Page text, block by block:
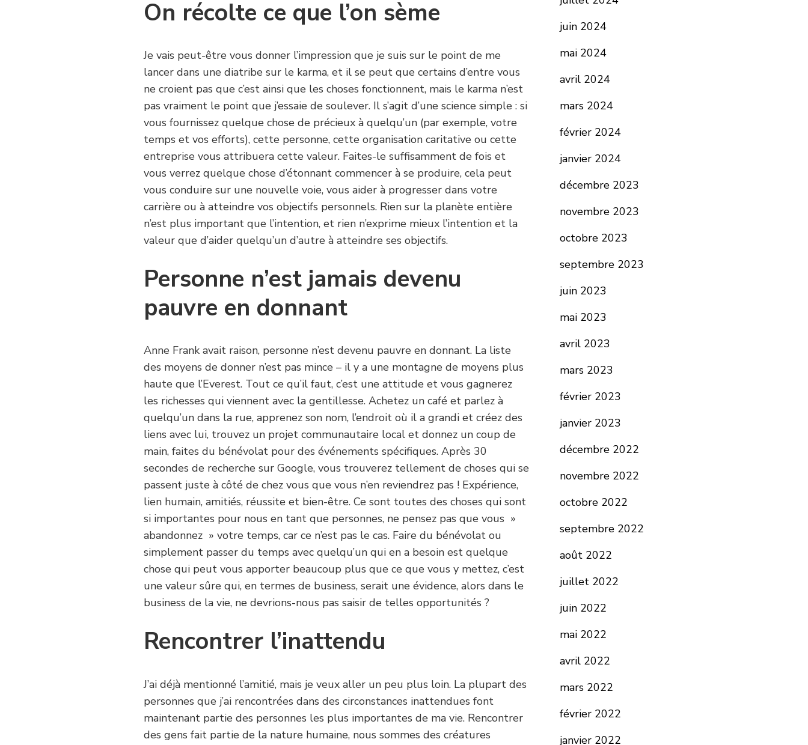
On récolte ce que l’on sème
Je vais peut-être vous donner l’impression que je suis sur le point de me
lancer dans une diatribe sur le karma, et il se peut que certains d’entre vous
ne croient pas que c’est ainsi que les choses fonctionnent, mais le karma n’est
pas vraiment le point que j’essaie de soulever. Il s’agit d’une science simple : si
vous fournissez quelque chose de précieux à quelqu’un (par exemple, votre
temps et vos efforts), cette personne, cette organisation caritative ou cette
entreprise vous attribuera cette valeur. Faites-le suffisamment de fois et
vous verrez quelque chose d’étonnant commencer à se produire, cela peut
vous conduire sur une nouvelle voie, vous aider à progresser dans votre
carrière ou à atteindre vos objectifs personnels. Rien sur la planète entière
n’est plus important que l’intention, et rien n’exprime mieux l’intention et la
valeur que d’aider quelqu’un d’autre à atteindre ses objectifs.
Personne n’est jamais devenu
pauvre en donnant
Anne Frank avait raison, personne n’est devenu pauvre en donnant. La liste
des moyens de donner n’est pas mince – il y a une montagne de moyens plus
haute que l’Everest. Tout ce qu’il faut, c’est une attitude et vous gagnerez
les richesses qui viennent avec la gentillesse. Achetez un café et parlez à
quelqu’un dans la rue, apprenez son nom, l’endroit où il a grandi et créez des
liens avec lui, trouvez un projet communautaire local et donnez un coup de
main, faites du bénévolat pour des événements spécifiques. Après 30
secondes de recherche sur Google, vous trouverez tellement de choses qui se
passent juste à côté de chez vous que vous n’en reviendrez pas ! Expérience,
lien humain, amitiés, réussite et bien-être. Ce sont toutes des choses qui sont
si importantes pour nous en tant que personnes, ne pensez pas que vous »
abandonnez » votre temps, car ce n’est pas le cas. Faire du bénévolat ou
simplement passer du temps avec quelqu’un qui en a besoin est quelque
chose qui peut vous apporter beaucoup plus que ce que vous y mettez, c’est
une valeur sûre qui, en termes de business, serait une évidence, alors dans le
business de la vie, ne devrions-nous pas saisir de telles opportunités ?
Rencontrer l’inattendu
J’ai déjà mentionné l’amitié, mais je veux aller un peu plus loin. La plupart des
personnes que j’ai rencontrées dans des circonstances inattendues font
maintenant partie des personnes les plus importantes de ma vie. Rencontrer
des gens fait partie de la nature humaine, nous sommes des créatures
juin 2024
mai 2024
avril 2024
mars 2024
février 2024
janvier 2024
décembre 2023
novembre 2023
octobre 2023
septembre 2023
juin 2023
mai 2023
avril 2023
mars 2023
février 2023
janvier 2023
décembre 2022
novembre 2022
octobre 2022
septembre 2022
août 2022
juillet 2022
juin 2022
mai 2022
avril 2022
mars 2022
février 2022
janvier 2022